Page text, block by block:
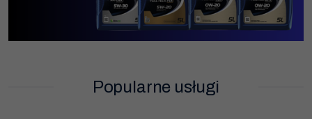
Popularne usługi